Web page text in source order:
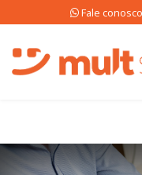
Fale conosco